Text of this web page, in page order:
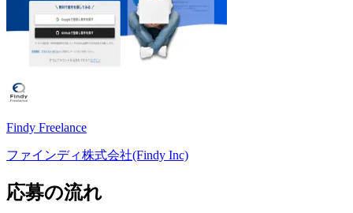
Findy Freelance
ファインディ株式会社(Findy Inc)
応募の流れ